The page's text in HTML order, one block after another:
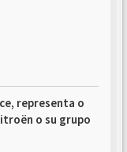
representa o
o su grupo